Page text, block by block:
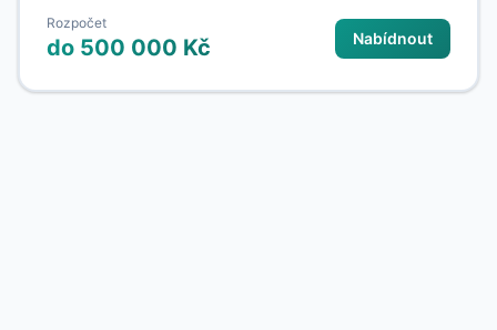
Rozpočet
do 500 000 Kč Nabídnout